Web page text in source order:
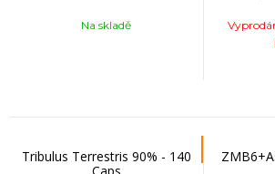
Na skladě
Tribulus Terrestris 90% - 140